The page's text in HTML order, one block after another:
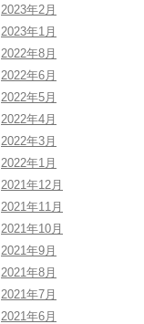
2023年2月
2023年1月
2022年8月
2022年6月
2022年5月
2022年4月
2022年3月
2022年1月
2021年12月
2021年11月
2021年10月
2021年9月
2021年8月
2021年7月
2021年6月